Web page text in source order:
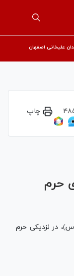
علیخانی اصفهان
چاپ
حرم
در نزدیکی حرم